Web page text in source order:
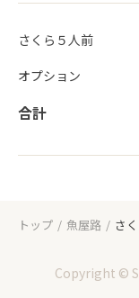
さくら５人前
オプション
合計
トップ 魚屋路 さ
Copyright ©